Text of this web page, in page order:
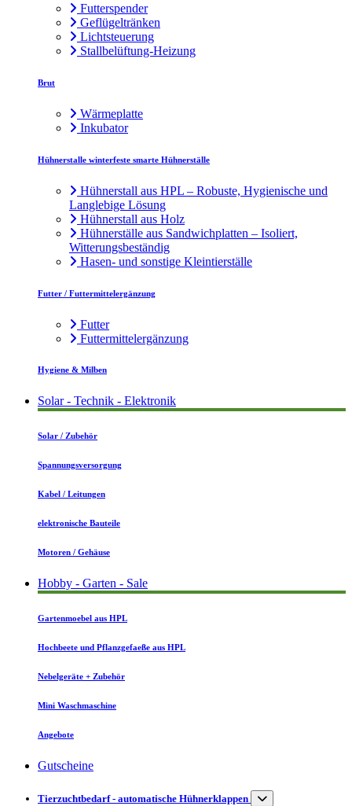
Futterspender
Geflügeltränken
Lichtsteuerung
Stallbelüftung-Heizung
Brut
Wärmeplatte
Inkubator
Hühnerstalle winterfeste smarte Hühnerställe
Hühnerstall aus HPL – Robuste, Hygienische und
Langlebige Lösung
Hühnerstall aus Holz
Hühnerställe aus Sandwichplatten – Isoliert,
Witterungsbeständig
Hasen- und sonstige Kleintierställe
Futter / Futtermittelergänzung
Futter
Futtermittelergänzung
Hygiene & Milben
Solar - Technik - Elektronik
Solar / Zubehör
Spannungsversorgung
Kabel / Leitungen
elektronische Bauteile
Motoren / Gehäuse
Hobby - Garten - Sale
Gartenmoebel aus HPL
Hochbeete und Pflanzgefaeße aus HPL
Nebelgeräte + Zubehör
Mini Waschmaschine
Angebote
Gutscheine
Tierzuchtbedarf - automatische Hühnerklappen